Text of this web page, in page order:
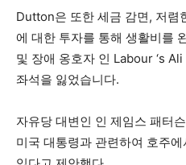
Dutton은 또한 세금 감면, 저렴
에 대한 투자를 통해 생활비를
및 장애 옹호자 인 Labour ‘s
좌석을 잃었습니다.
자유당 대변인 인 제임스 패터
미국 대통령과 관련하여 호주